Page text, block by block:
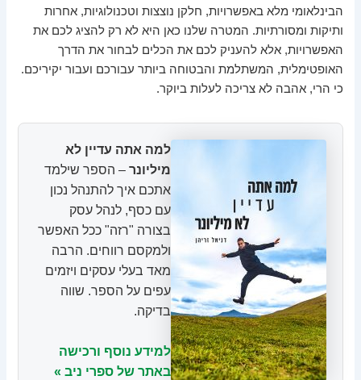
הבינלאומי מלא באפשרויות, חלקן נוצצות וטכנולוגיות, אחרות
ותיקות ומסורתיות. המטרה שלנו כאן היא לא רק להציג לכם את
האפשרויות, אלא להעניק לכם את הכלים לבחור את הדרך
האופטימלית, המשתלמת והבטוחה ביותר עבורכם ועבור יקיריכם.
כי הרי, אהבה לא צריכה לעלות ביוקר.
למה אתה עדיין לא
מיליונר – הספר שילמד
אתכם איך להתנהל נכון
עם כסף, לנהל עסק
בצורה "רזה" ככל האפשר
ולמקסם רווחים. הרבה
מאד בעלי עסקים ויזמים
עפים על הספר. שווה
בדיקה.
למידע נוסף ורכישה
באתר של ספרי ניב »